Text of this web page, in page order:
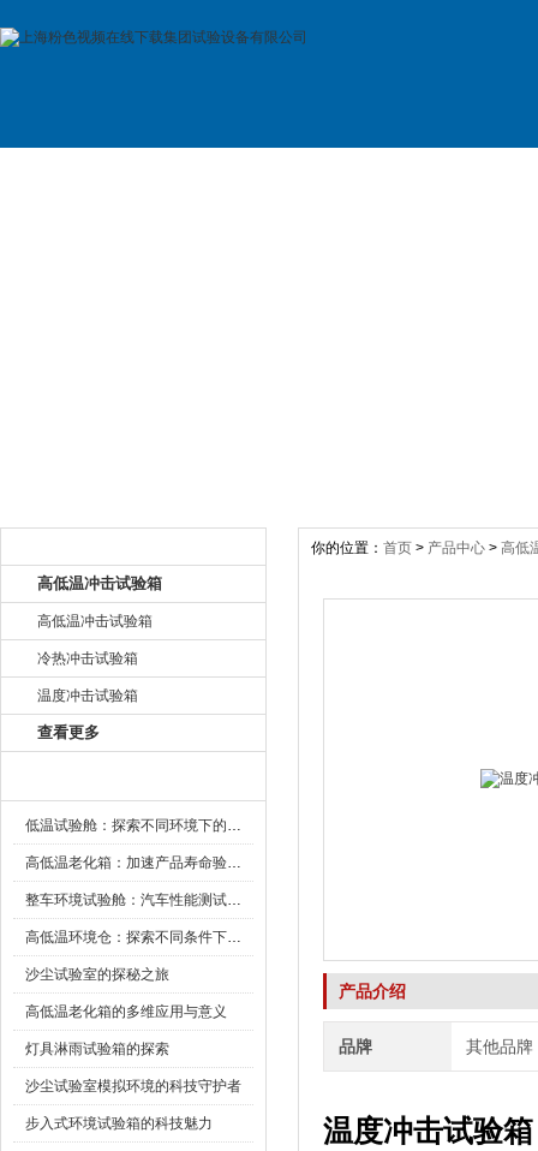
高低温冲击试验箱
高低温冲击试验箱
冷热冲击试验箱
温度冲击试验箱
查看更多
低温试验舱：探索不同环境下的科技边界
高低温老化箱：加速产品寿命验证的可靠伙伴
整车环境试验舱：汽车性能测试的设备
高低温环境仓：探索不同条件下的科学奥秘
沙尘试验室的探秘之旅
高低温老化箱的多维应用与意义
灯具淋雨试验箱的探索
沙尘试验室模拟环境的科技守护者
步入式环境试验箱的科技魅力
你的位置： 首页 > 产品中心 > 高低
产品介绍
品牌 其他品牌
温度冲击试验